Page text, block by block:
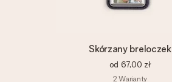
Skórzany breloczek
od 67,00 zł
2 Warianty